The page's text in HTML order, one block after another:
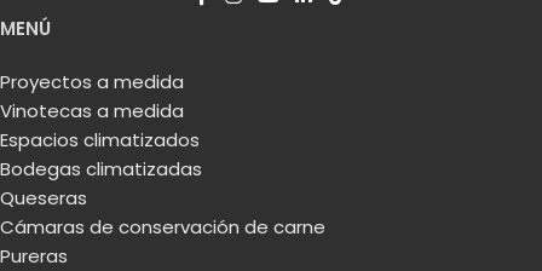
MENÚ
Proyectos a medida
Vinotecas a medida
Espacios climatizados
Bodegas climatizadas
Queseras
Cámaras de conservación de carne
Pureras